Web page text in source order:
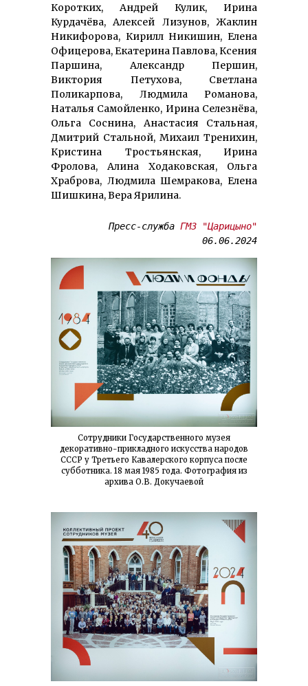
Коротких, Андрей Кулик, Ирина
Курдачёва, Алексей Лизунов, Жаклин
Никифорова, Кирилл Никишин, Елена
Офицерова, Екатерина Павлова, Ксения
Паршина, Александр Першин,
Виктория Петухова, Светлана
Поликарпова, Людмила Романова,
Наталья Самойленко, Ирина Селезнёва,
Ольга Соснина, Анастасия Стальная,
Дмитрий Стальной, Михаил Тренихин,
Кристина Тростьянская, Ирина
Фролова, Алина Ходаковская, Ольга
Храброва, Людмила Шемракова, Елена
Шишкина, Вера Ярилина.
Пресс-служба ГМЗ "Царицыно"
06.06.2024
Сотрудники Государственного музея
декоративно-прикладного искусства народов
СССР у Третьего Кавалерского корпуса после
субботника. 18 мая 1985 года. Фотография из
архива О.В. Докучаевой